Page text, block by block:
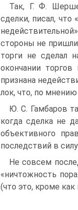
Так, Г. Ф.
сделки, писал, что
стороны не
торги не сделал
окончании
признана
лок, что, по
Ю. С. Гамбаров
когда сделка не
объективного
последствий в
Не совсем
«ничтожность
(что это, кроме